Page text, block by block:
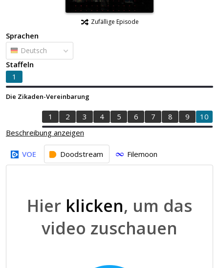
Zufällige Episode
Sprachen
Deutsch
Staffeln
1
Die Zikaden-Vereinbarung
1 2 3 4 5 6 7 8 9
10
Beschreibung anzeigen
VOE Doodstream Filemoon
Hier klicken, um das
video zuschauen